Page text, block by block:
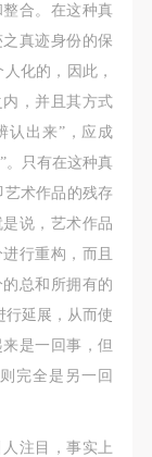
合。在这种真
真迹身份的保
化的，因此，
，并且其方式
认出来”，应成
。只有在这种真
术作品的残存
说，艺术作品
行重构，而且
总和所拥有的
行延展，从而使
是一回事，但
完全是另一回
注目，事实上